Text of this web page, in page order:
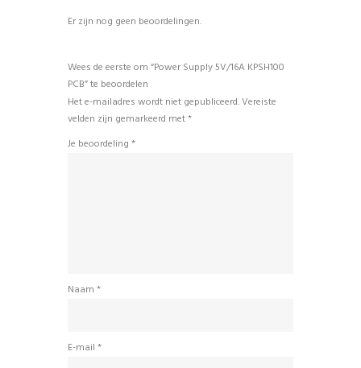
Er zijn nog geen beoordelingen.
Wees de eerste om “Power Supply 5V/16A KPSH100
PCB” te beoordelen
Het e-mailadres wordt niet gepubliceerd.Vereiste
velden zijn gemarkeerd met*
Je beoordeling *
Naam *
E-mail *